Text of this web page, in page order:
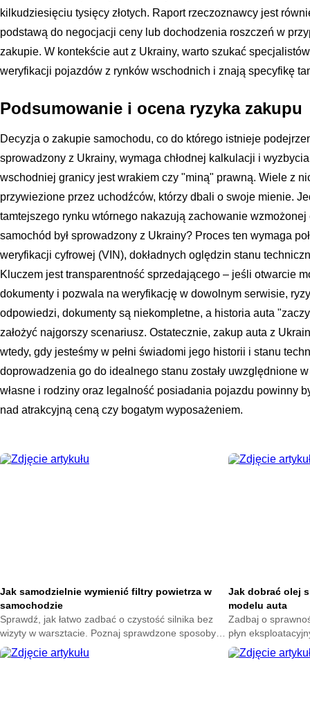
kilkudziesięciu tysięcy złotych. Raport rzeczoznawcy jest
podstawą do negocjacji ceny lub dochodzenia roszczeń w
zakupie. W kontekście aut z Ukrainy, warto szukać
weryfikacji pojazdów z rynków wschodnich i znają specyfikę
Podsumowanie i ocena ryzyka zakupu
Decyzja o zakupie samochodu, co do którego istnieje
sprowadzony z Ukrainy, wymaga chłodnej kalkulacji i
wschodniej granicy jest wrakiem czy "miną" prawną. Wiele z
przywiezione przez uchodźców, którzy dbali o swoje mienie.
tamtejszego rynku wtórnego nakazują zachowanie
samochód był sprowadzony z Ukrainy? Proces ten wymaga
weryfikacji cyfrowej (VIN), dokładnych oględzin stanu
Kluczem jest transparentność sprzedającego – jeśli otwarcie
dokumenty i pozwala na weryfikację w dowolnym serwisie,
odpowiedzi, dokumenty są niekompletne, a historia auta
założyć najgorszy scenariusz. Ostatecznie, zakup auta z
wtedy, gdy jesteśmy w pełni świadomi jego historii i stanu
doprowadzenia go do idealnego stanu zostały uwzględnione
własne i rodziny oraz legalność posiadania pojazdu powinny
nad atrakcyjną ceną czy bogatym wyposażeniem.
Jak samodzielnie wymienić filtry powietrza w
samochodzie
Sprawdź, jak łatwo zadbać o czystość silnika bez
wizyty w warsztacie. Poznaj sprawdzone sposoby
na wybór dobrych części i uniknij kosztownych
pomyłek przy ich wymianie.
Jak dobrać olej
modelu auta
Zadbaj o
płyn
dowiedz się, jak
swojego